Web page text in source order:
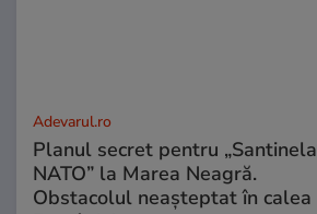
Adevarul.ro
Planul secret pentru „Santinela
NATO” la Marea Neagră.
Obstacolul neașteptat în calea